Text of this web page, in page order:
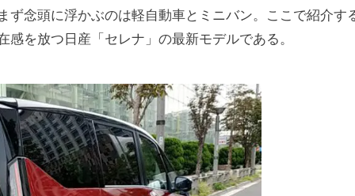
ず念頭に浮かぶのは軽自動車とミニバン。ここで紹介す
を放つ日産「セレナ」の最新モデルである。